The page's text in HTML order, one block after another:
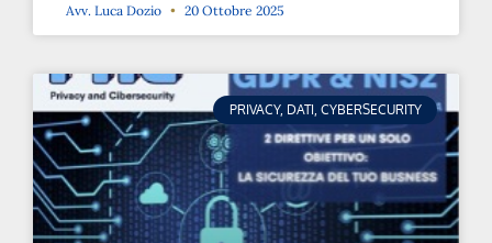
Avv. Luca Dozio 20 Ottobre 2025
PRIVACY, DATI, CYBERSECURITY